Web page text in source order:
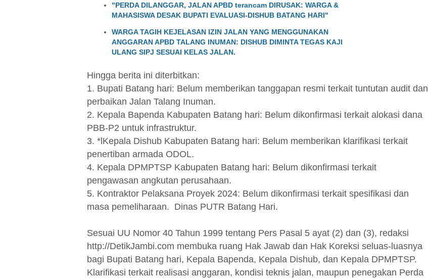
"PERDA DILANGGAR, JALAN APBD terancam DIRUSAK: WARGA &
MAHASISWA DESAK BUPATI EVALUASI-DISHUB BATANG HARI"
WARGA TAGIH KEJELASAN IZIN JALAN YANG MENGGUNAKAN
ANGGARAN APBD TALANG INUMAN: DISHUB DIMINTA TEGAS KAJI
ULANG SIPJ SESUAI KELAS JALAN.
Hingga berita ini diterbitkan:
1. Bupati Batang hari: Belum memberikan tanggapan resmi terkait tuntutan audit dan
perbaikan Jalan Talang Inuman.
2. Kepala Bapenda Kabupaten Batang hari: Belum dikonfirmasi terkait alokasi dana
PBB-P2 untuk infrastruktur.
3. *lKepala Dishub Kabupaten Batang hari: Belum memberikan klarifikasi terkait
penertiban armada ODOL.
4. Kepala DPMPTSP Kabupaten Batang hari: Belum dikonfirmasi terkait
pengawasan angkutan perusahaan.
5. Kontraktor Pelaksana Proyek 2024: Belum dikonfirmasi terkait spesifikasi dan
masa pemeliharaan. Dinas PUTR Batang Hari.
Sesuai UU Nomor 40 Tahun 1999 tentang Pers Pasal 5 ayat (2) dan (3), redaksi
http://DetikJambi.com membuka ruang Hak Jawab dan Hak Koreksi seluas-luasnya
bagi Bupati Batang hari, Kepala Bapenda, Kepala Dishub, dan Kepala DPMPTSP.
Klarifikasi terkait realisasi anggaran, kondisi teknis jalan, maupun penegakan Perda